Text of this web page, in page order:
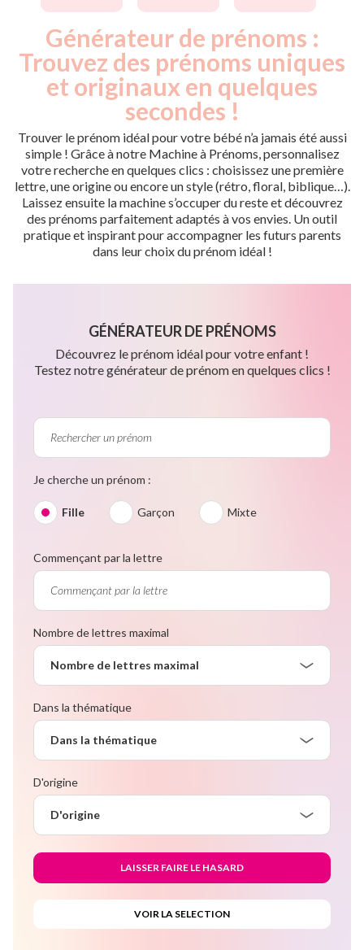
Générateur de prénoms :
Trouvez des prénoms uniques
et originaux en quelques
secondes !
Trouver le prénom idéal pour votre bébé n’a jamais été aussi
simple ! Grâce à notre Machine à Prénoms, personnalisez
votre recherche en quelques clics : choisissez une première
lettre, une origine ou encore un style (rétro, floral, biblique…).
Laissez ensuite la machine s’occuper du reste et découvrez
des prénoms parfaitement adaptés à vos envies. Un outil
pratique et inspirant pour accompagner les futurs parents
dans leur choix du prénom idéal !
GÉNÉRATEUR DE PRÉNOMS
Découvrez le prénom idéal pour votre enfant !
Testez notre générateur de prénom en quelques clics !
Je cherche un prénom :
Fille Garçon Mixte
Commençant par la lettre
Nombre de lettres maximal
Nombre de lettres maximal
Dans la thématique
Dans la thématique
D'origine
D'origine